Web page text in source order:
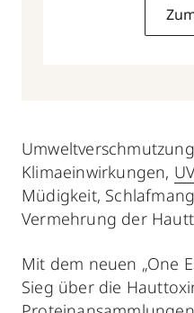
Klimaeinwirkungen,
Müdigkeit,
Vermehrung der
Mit dem neuen „One
Sieg über die